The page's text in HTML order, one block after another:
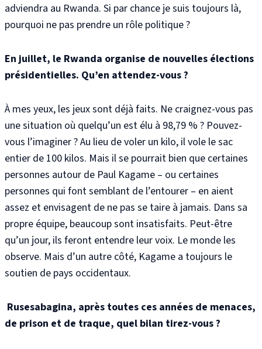
adviendra au Rwanda. Si par chance je suis toujours là,
pourquoi ne pas prendre un rôle politique ?
En juillet, le Rwanda organise de nouvelles élections
présidentielles. Qu’en attendez-vous ?
À mes yeux, les jeux sont déjà faits. Ne craignez-vous pas
une situation où quelqu’un est élu à 98,79 % ? Pouvez-
vous l’imaginer ? Au lieu de voler un kilo, il vole le sac
entier de 100 kilos. Mais il se pourrait bien que certaines
personnes autour de Paul Kagame – ou certaines
personnes qui font semblant de l’entourer – en aient
assez et envisagent de ne pas se taire à jamais. Dans sa
propre équipe, beaucoup sont insatisfaits. Peut-être
qu’un jour, ils feront entendre leur voix. Le monde les
observe. Mais d’un autre côté, Kagame a toujours le
soutien de pays occidentaux.
Rusesabagina, après toutes ces années de menaces,
de prison et de traque, quel bilan tirez-vous ?